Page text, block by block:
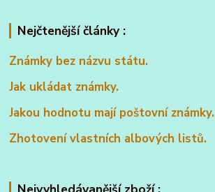
Nejčtenější články :
Známky bez názvu státu.
Jak ukládat známky.
Jakou hodnotu mají poštovní známky.
Zhotovení vlastních albových listů.